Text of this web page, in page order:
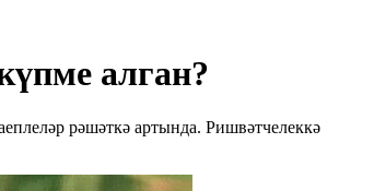
алган?
рәшәткә артында. Ришвәтчелеккә